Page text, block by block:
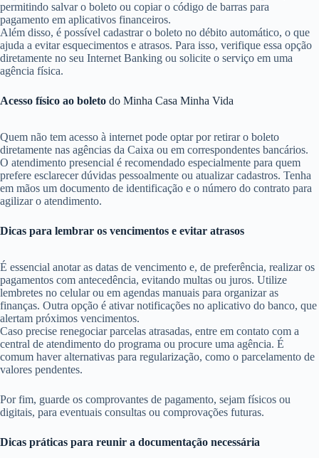
permitindo salvar o boleto ou copiar o código de barras para
pagamento em aplicativos financeiros.
Além disso, é possível cadastrar o boleto no débito automático, o que
ajuda a evitar esquecimentos e atrasos. Para isso, verifique essa opção
diretamente no seu Internet Banking ou solicite o serviço em uma
agência física.
Acesso físico ao boleto do Minha Casa Minha Vida
Quem não tem acesso à internet pode optar por retirar o boleto
diretamente nas agências da Caixa ou em correspondentes bancários.
O atendimento presencial é recomendado especialmente para quem
prefere esclarecer dúvidas pessoalmente ou atualizar cadastros. Tenha
em mãos um documento de identificação e o número do contrato para
agilizar o atendimento.
Dicas para lembrar os vencimentos e evitar atrasos
É essencial anotar as datas de vencimento e, de preferência, realizar os
pagamentos com antecedência, evitando multas ou juros. Utilize
lembretes no celular ou em agendas manuais para organizar as
finanças. Outra opção é ativar notificações no aplicativo do banco, que
alertam próximos vencimentos.
Caso precise renegociar parcelas atrasadas, entre em contato com a
central de atendimento do programa ou procure uma agência. É
comum haver alternativas para regularização, como o parcelamento de
valores pendentes.
Por fim, guarde os comprovantes de pagamento, sejam físicos ou
digitais, para eventuais consultas ou comprovações futuras.
Dicas práticas para reunir a documentação necessária